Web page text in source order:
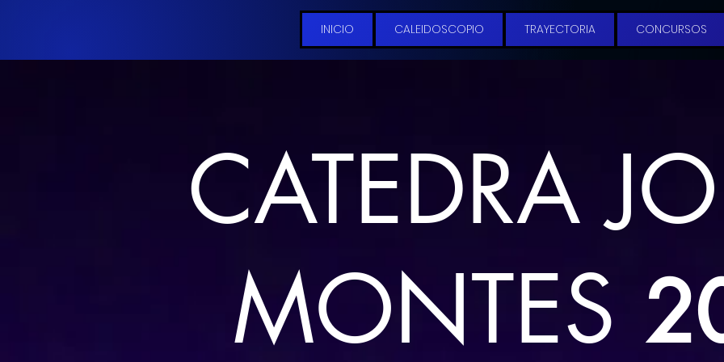
INICIO CALEIDOSCOPIO TRAYECTORIA CONCURSOS
CATEDRA
MONTES